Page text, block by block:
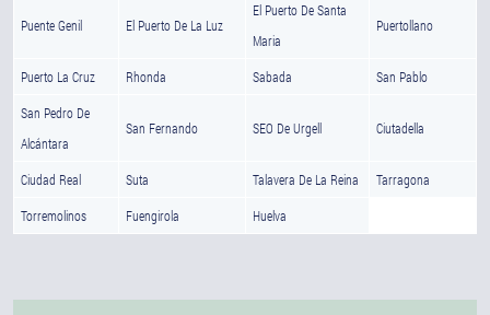
Puente Genil El Puerto De La Luz
El Puerto De Santa
Maria
Puertollano
Puerto La Cruz Rhonda Sabada San Pablo
San Pedro De
Alcántara
San Fernando SEO De Urgell Ciutadella
Ciudad Real Suta Talavera De La Reina Tarragona
Torremolinos Fuengirola Huelva